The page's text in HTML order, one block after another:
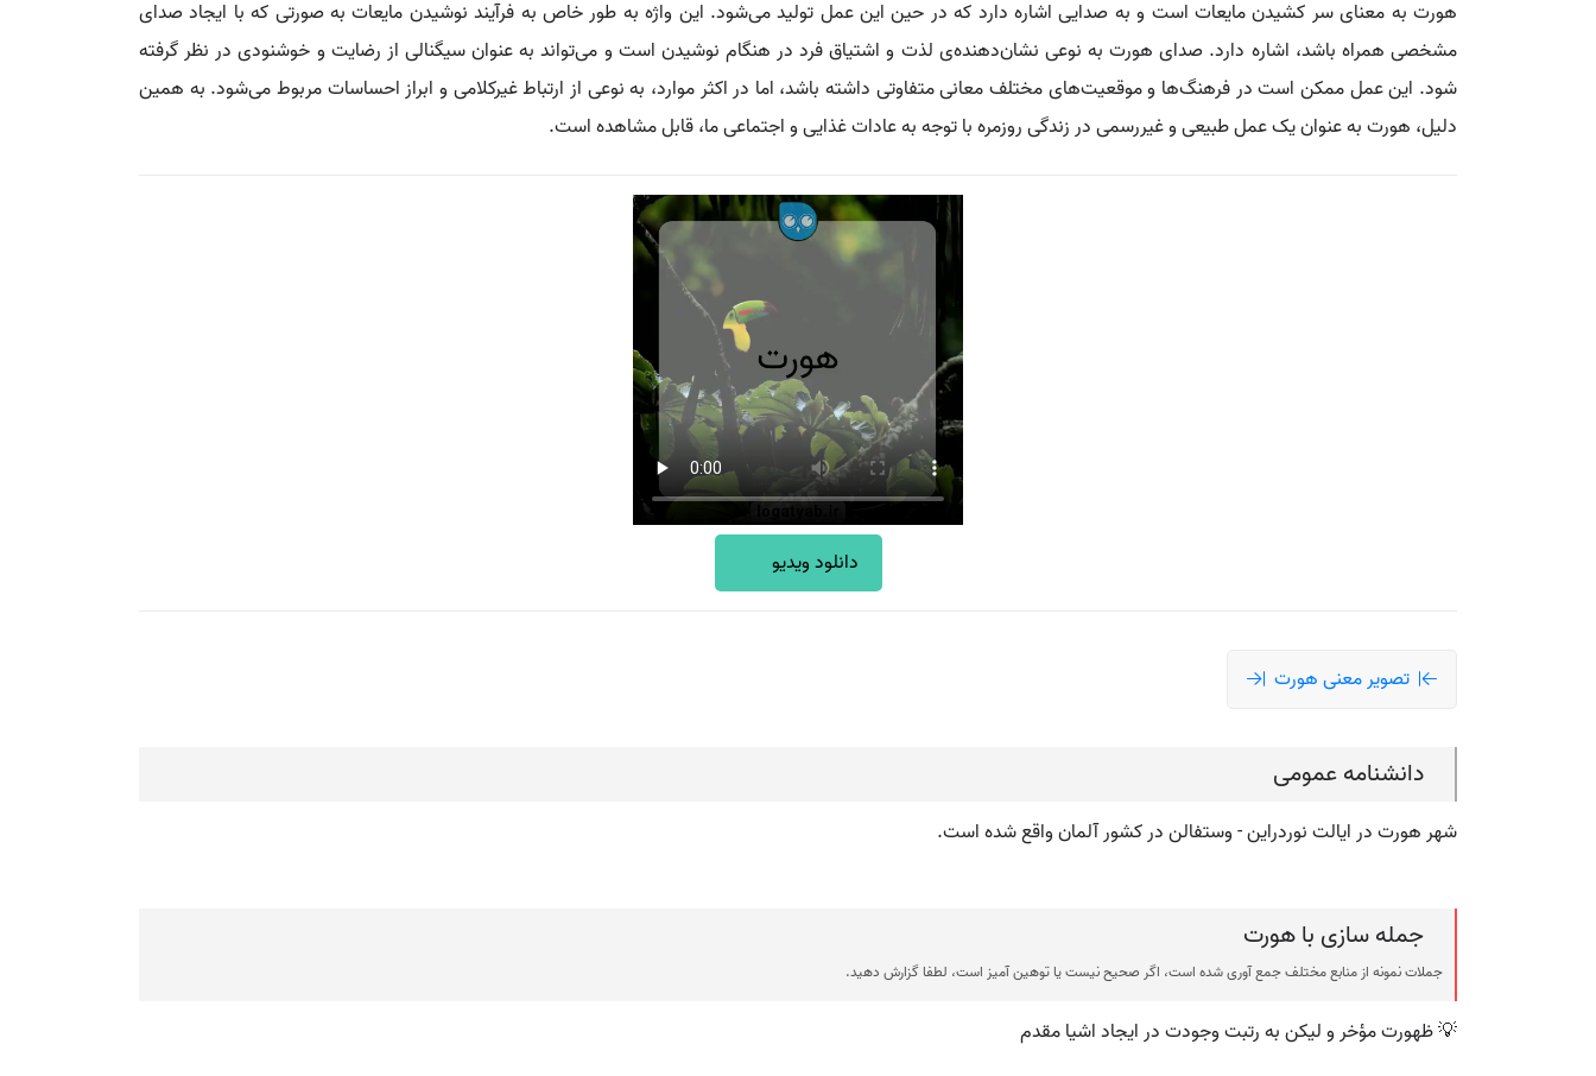
هورت به معنای سر کشیدن مایعات است و به صدایی اشاره دارد که در حین این عمل تولید می‌شود. این واژه به طور خاص به فرآیند نوشیدن مایعات به صورتی که با ایجاد صدای
مشخصی همراه باشد، اشاره دارد. صدای هورت به نوعی نشان‌دهنده‌ی لذت و اشتیاق فرد در هنگام نوشیدن است و می‌تواند به عنوان سیگنالی از رضایت و خوشنودی در نظر گرفته
شود. این عمل ممکن است در فرهنگ‌ها و موقعیت‌های مختلف معانی متفاوتی داشته باشد، اما در اکثر موارد، به نوعی از ارتباط غیرکلامی و ابراز احساسات مربوط می‌شود. به همین
دلیل، هورت به عنوان یک عمل طبیعی و غیررسمی در زندگی روزمره با توجه به عادات غذایی و اجتماعی ما، قابل مشاهده است.
دانلود ویدیو
تصویر معنی هورت
دانشنامه عمومی
شهر هورت در ایالت نوردراین - وستفالن در کشور آلمان واقع شده است.
جمله سازی با هورت
جملات نمونه از منابع مختلف جمع آوری شده است، اگر صحیح نیست یا توهین آمیز است، لطفا گزارش دهید.
💡 ظهورت مؤخر و لیکن به رتبت وجودت در ایجاد اشیا مقدم